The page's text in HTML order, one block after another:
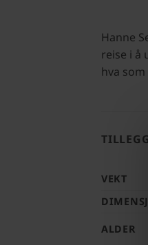
Hanne
reise i å
hva
VEKT
ALDER